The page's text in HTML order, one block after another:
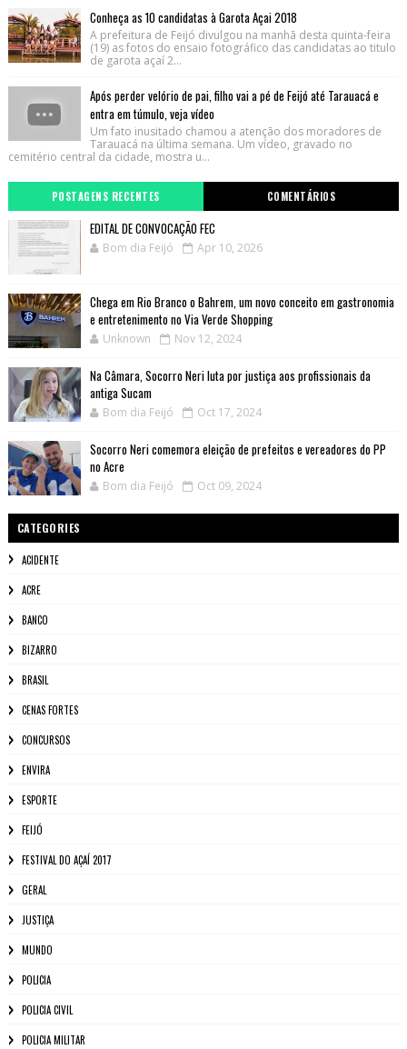
Conheça as 10 candidatas à Garota Açai 2018
A prefeitura de Feijó divulgou na manhã desta quinta-feira
(19) as fotos do ensaio fotográfico das candidatas ao titulo
de garota açaí 2...
Após perder velório de pai, filho vai a pé de Feijó até Tarauacá e
entra em túmulo, veja vídeo
Um fato inusitado chamou a atenção dos moradores de
Tarauacá na última semana. Um vídeo, gravado no
cemitério central da cidade, mostra u...
POSTAGENS RECENTES COMENTÁRIOS
EDITAL DE CONVOCAÇÃO FEC
Bom dia Feijó Apr 10, 2026
Chega em Rio Branco o Bahrem, um novo conceito em gastronomia
e entretenimento no Via Verde Shopping
Unknown Nov 12, 2024
Na Câmara, Socorro Neri luta por justiça aos profissionais da
antiga Sucam
Bom dia Feijó Oct 17, 2024
Socorro Neri comemora eleição de prefeitos e vereadores do PP
no Acre
Bom dia Feijó Oct 09, 2024
CATEGORIES
ACIDENTE
ACRE
BANCO
BIZARRO
BRASIL
CENAS FORTES
CONCURSOS
ENVIRA
ESPORTE
FEIJÓ
FESTIVAL DO AÇAÍ 2017
GERAL
JUSTIÇA
MUNDO
POLICIA
POLICIA CIVIL
POLICIA MILITAR